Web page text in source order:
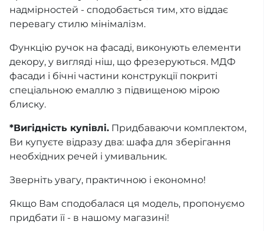
надмірностей - сподобається тим, хто віддає
перевагу стилю мінімалізм.
Функцію ручок на фасаді, виконують елементи
декору, у вигляді ніш, що фрезеруються. МДФ
фасади і бічні частини конструкції покриті
спеціальною емаллю з підвищеною мірою
блиску.
*Вигідність купівлі. Придбаваючи комплектом,
Ви купуєте відразу два: шафа для зберігання
необхідних речей і умивальник.
Зверніть увагу, практичною і економно!
Якщо Вам сподобалася ця модель, пропонуємо
придбати її - в нашому магазині!